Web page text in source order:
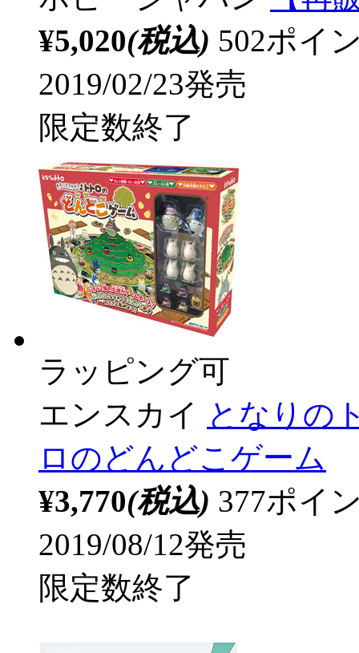
¥5,020(税込) 502ポイ
2019/02/23発売
限定数終了
ラッピング可
エンスカイ となりの
ロのどんどこゲーム
¥3,770(税込) 377ポイ
2019/08/12発売
限定数終了